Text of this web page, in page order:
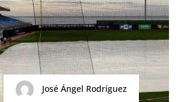
José Ángel Rodríguez